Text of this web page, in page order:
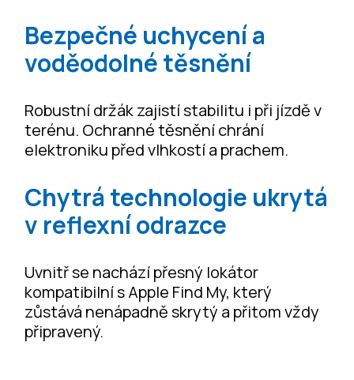
Bezpečné uchycení a
voděodolné těsnění
Robustní držák zajistí stabilitu i při jízdě v
terénu. Ochranné těsnění chrání
elektroniku před vlhkostí a prachem.
Chytrá technologie ukrytá
v reflexní odrazce
Uvnitř se nachází přesný lokátor
kompatibilní s Apple Find My, který
zůstává nenápadně skrytý a přitom vždy
připravený.